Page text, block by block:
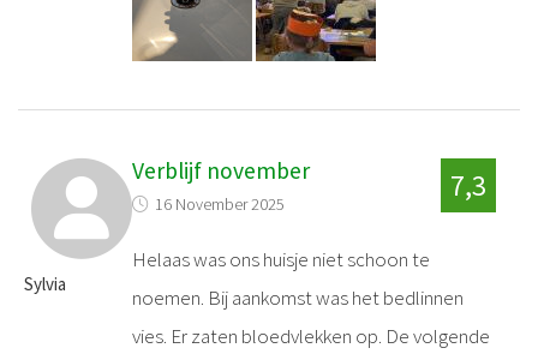
Sylvia
Verblijf november
16 November 2025
7,3
Helaas was ons huisje niet schoon te
noemen. Bij aankomst was het bedlinnen
vies. Er zaten bloedvlekken op. De volgende